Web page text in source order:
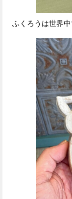
ふくろうは世界